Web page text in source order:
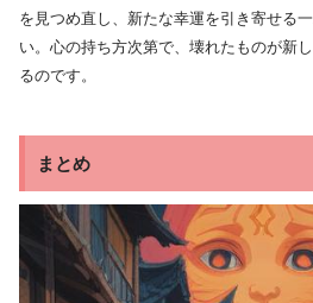
を見つめ直し、新たな幸運を引き寄せる
い。心の持ち方次第で、壊れたものが新
るのです。
まとめ